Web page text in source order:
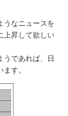
うなニュースを
上昇して欲しい
うであれば、日
す。